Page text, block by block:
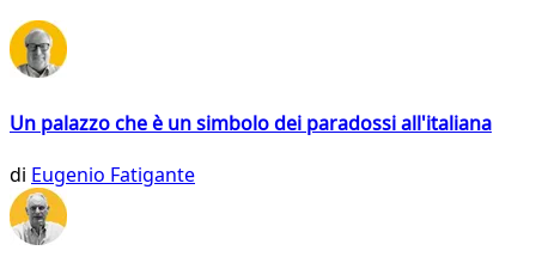
Un palazzo che è un simbolo dei paradossi all'italiana
di Eugenio Fatigante